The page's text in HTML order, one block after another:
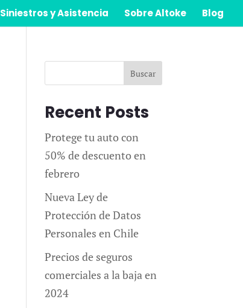
Siniestros y Asistencia Sobre Altoke Blog
Buscar
Recent Posts
Protege tu auto con
50% de descuento en
febrero
Nueva Ley de
Protección de Datos
Personales en Chile
Precios de seguros
comerciales a la baja en
2024